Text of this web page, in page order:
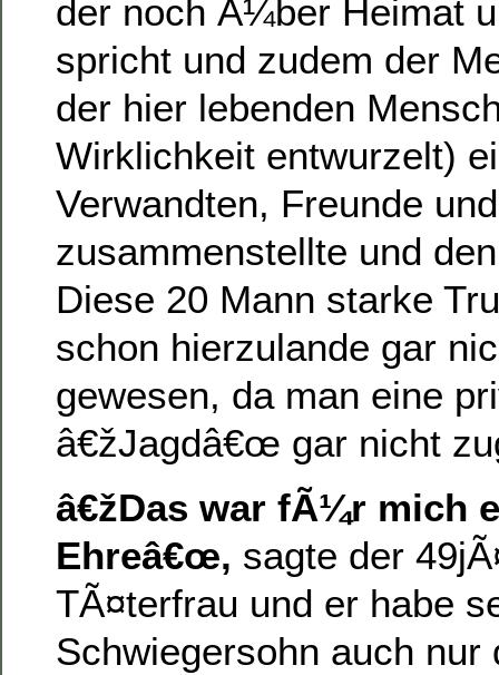
der noch Ã¼ber Heimat
spricht und zudem der
der hier lebenden
Wirklichkeit entwurzelt)
Verwandten, Freunde
zusammenstellte und
Diese 20 Mann starke
schon hierzulande gar
gewesen, da man eine
â€žJagdâ€œ gar nicht
â€žDas war fÃ¼r mich
Ehreâ€œ, sagte der
TÃ¤terfrau und er habe
Schwiegersohn auch nur